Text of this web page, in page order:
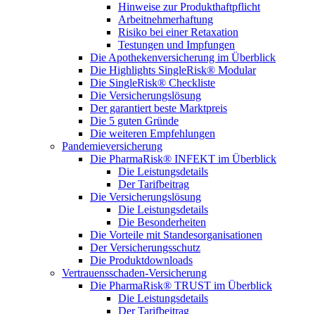
Hinweise zur Produkthaftpflicht
Arbeitnehmerhaftung
Risiko bei einer Retaxation
Testungen und Impfungen
Die Apothekenversicherung im Überblick
Die Highlights SingleRisk® Modular
Die SingleRisk® Checkliste
Die Versicherungslösung
Der garantiert beste Marktpreis
Die 5 guten Gründe
Die weiteren Empfehlungen
Pandemieversicherung
Die PharmaRisk® INFEKT im Überblick
Die Leistungsdetails
Der Tarifbeitrag
Die Versicherungslösung
Die Leistungsdetails
Die Besonderheiten
Die Vorteile mit Standesorganisationen
Der Versicherungsschutz
Die Produktdownloads
Vertrauensschaden-Versicherung
Die PharmaRisk® TRUST im Überblick
Die Leistungsdetails
Der Tarifbeitrag